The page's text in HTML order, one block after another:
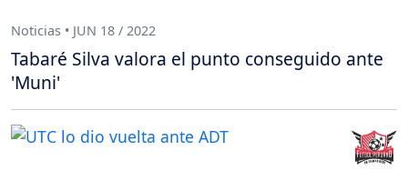
Noticias • JUN 18 / 2022
Tabaré Silva valora el punto conseguido ante
'Muni'